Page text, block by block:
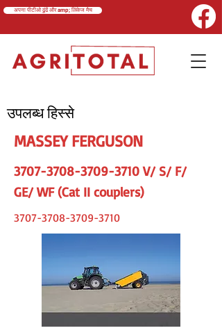
अपना पीटीओ ढूंढें और amp; लिंकेज मैच
उपलब्ध हिस्से
MASSEY FERGUSON
3707-3708-3709-3710V/ S/ F/
GE/ WF (Cat II couplers)
3707-3708-3709-3710